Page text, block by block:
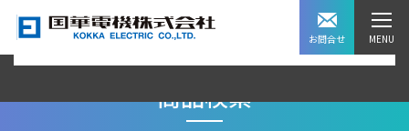
お問合せ
商品検索